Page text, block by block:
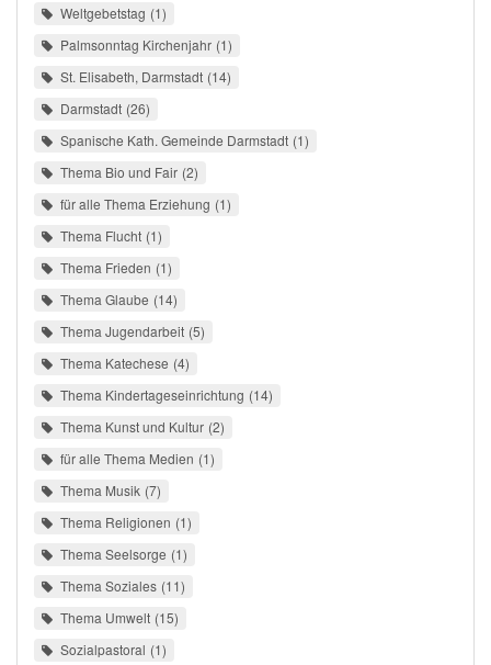
Weltgebetstag 1
Palmsonntag Kirchenjahr 1
St. Elisabeth, Darmstadt 14
Darmstadt 26
Spanische Kath. Gemeinde Darmstadt 1
Thema Bio und Fair 2
für alle Thema Erziehung 1
Thema Flucht 1
Thema Frieden 1
Thema Glaube 14
Thema Jugendarbeit 5
Thema Katechese 4
Thema Kindertageseinrichtung 14
Thema Kunst und Kultur 2
für alle Thema Medien 1
Thema Musik 7
Thema Religionen 1
Thema Seelsorge 1
Thema Soziales 11
Thema Umwelt 15
Sozialpastoral 1